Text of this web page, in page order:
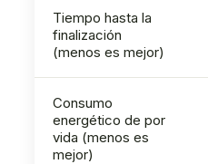
Tiempo hasta la
finalización
(menos es mejor)
Consumo
energético de por
vida (menos es
mejor)